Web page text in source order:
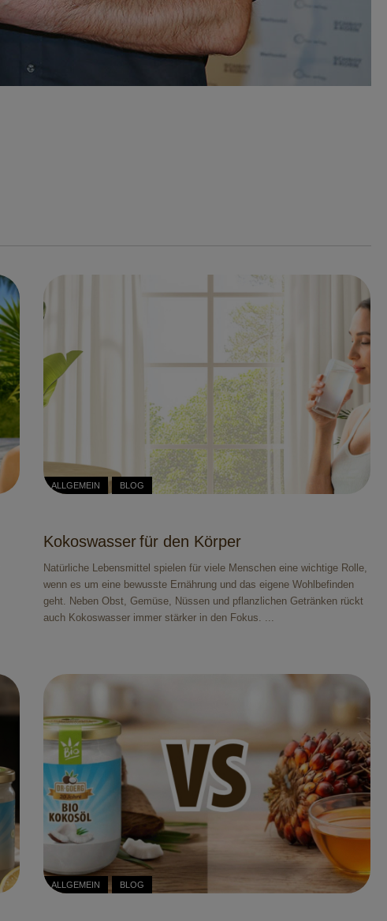
ALLGEMEIN BLOG
Kokoswasser für den Körper
Natürliche Lebensmittel spielen für viele Menschen eine wichtige Rolle,
wenn es um eine bewusste Ernährung und das eigene Wohlbefinden
geht. Neben Obst, Gemüse, Nüssen und pflanzlichen Getränken rückt
auch Kokoswasser immer stärker in den Fokus. ...
ALLGEMEIN BLOG